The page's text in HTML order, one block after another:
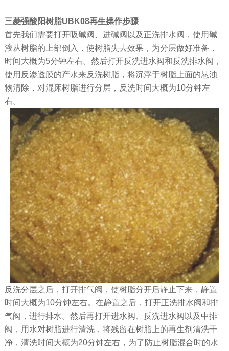
三菱强酸阳树脂UBK08再生操作步骤
首先我们需要打开吸碱阀、进碱阀以及正洗排水阀，使用碱
液从树脂的上部倒入，使树脂失去效果，为分层做好准备，
时间大概为5分钟左右。然后打开反洗进水阀和反洗排水阀，
使用反渗透膜的产水来反洗树脂，将沉浮于树脂上面的悬浊
物清除，对混床树脂进行分层，反洗时间大概为10分钟左
右。
反洗分层之后，打开排气阀，使树脂分开后静止下来，静置
时间大概为10分钟左右。在静置之后，打开正洗排水阀和排
气阀，进行排水。然后再打开进水阀、反洗进水阀以及中排
阀，用水对树脂进行清洗，将残留在树脂上的再生剂清洗干
净，清洗时间大概为20分钟左右，为了防止树脂混合时的水